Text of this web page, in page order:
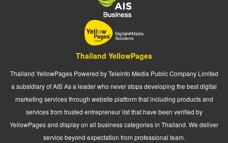
Thailand YellowPages
Thailand YellowPages Powered by Teleinfo Media Public Company Limited
a subsidiary of AIS As a leader who never stops developing the best digital
marketing services through website platform that including products and
services from trusted entrepreneur list that have been verified by
YellowPages and display on all business categories in Thailand. We deliver
service beyond expectation from professional team.